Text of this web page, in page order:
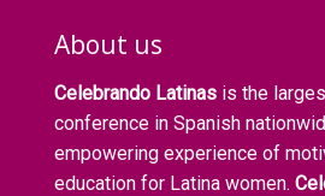
About us
Celebrando Latinas is the
conference in Spanish
empowering experience of
education for Latina women.